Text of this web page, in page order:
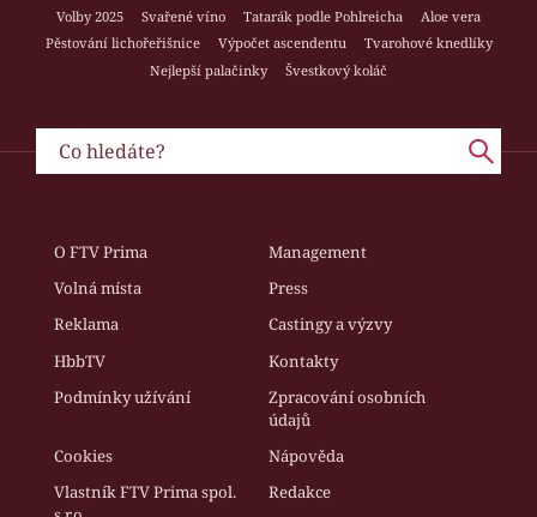
Volby 2025
Svařené víno Tatarák podle Pohlreicha
Aloe vera
Pěstování lichořeřišnice
Výpočet ascendentu
Tvarohové knedlíky
Nejlepší palačinky
Švestkový koláč
O FTV Prima
Management
Volná místa
Press
Reklama
Castingy a výzvy
HbbTV
Kontakty
Podmínky užívání
Zpracování osobních
údajů
Cookies
Nápověda
Vlastník FTV Prima spol.
Redakce